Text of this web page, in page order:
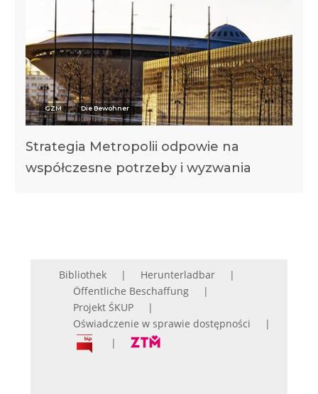
GZM Die Bewohner
Strategia Metropolii odpowie na
współczesne potrzeby i wyzwania
Bibliothek
Herunterladbar
Öffentliche Beschaffung
Projekt ŚKUP
Oświadczenie w sprawie dostępności